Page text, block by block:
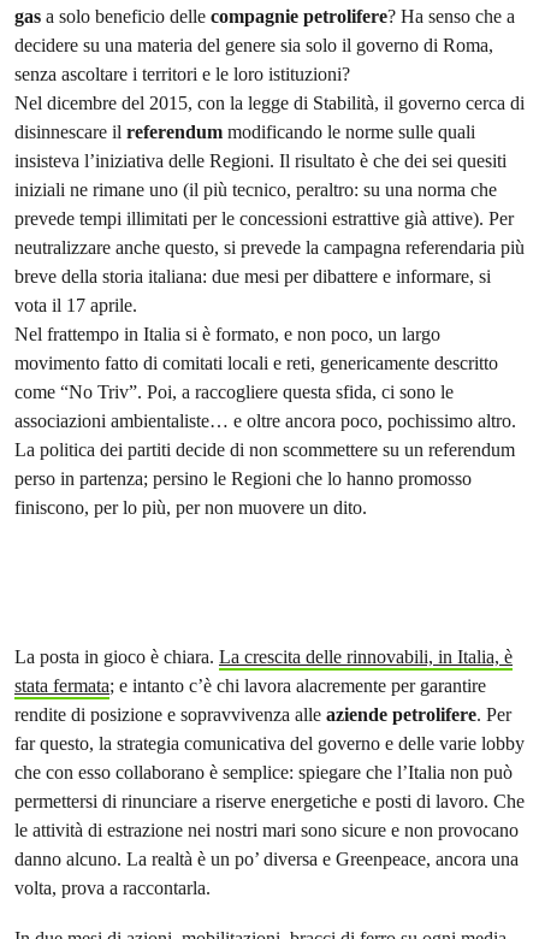
gas a solo beneficio delle compagnie petrolifere? Ha senso che a
decidere su una materia del genere sia solo il governo di Roma,
senza ascoltare i territori e le loro istituzioni?
Nel dicembre del 2015, con la legge di Stabilità, il governo cerca di
disinnescare il referendum modificando le norme sulle quali
insisteva l’iniziativa delle Regioni. Il risultato è che dei sei quesiti
iniziali ne rimane uno (il più tecnico, peraltro: su una norma che
prevede tempi illimitati per le concessioni estrattive già attive). Per
neutralizzare anche questo, si prevede la campagna referendaria più
breve della storia italiana: due mesi per dibattere e informare, si
vota il 17 aprile.
Nel frattempo in Italia si è formato, e non poco, un largo
movimento fatto di comitati locali e reti, genericamente descritto
come “No Triv”. Poi, a raccogliere questa sfida, ci sono le
associazioni ambientaliste… e oltre ancora poco, pochissimo altro.
La politica dei partiti decide di non scommettere su un referendum
perso in partenza; persino le Regioni che lo hanno promosso
finiscono, per lo più, per non muovere un dito.
La posta in gioco è chiara. La crescita delle rinnovabili, in Italia, è
stata fermata; e intanto c’è chi lavora alacremente per garantire
rendite di posizione e sopravvivenza alle aziende petrolifere. Per
far questo, la strategia comunicativa del governo e delle varie lobby
che con esso collaborano è semplice: spiegare che l’Italia non può
permettersi di rinunciare a riserve energetiche e posti di lavoro. Che
le attività di estrazione nei nostri mari sono sicure e non provocano
danno alcuno. La realtà è un po’ diversa e Greenpeace, ancora una
volta, prova a raccontarla.